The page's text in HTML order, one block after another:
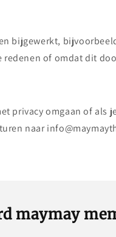
bijgewerkt,
of omdat dit
privacy omgaan of als
naar
maymay